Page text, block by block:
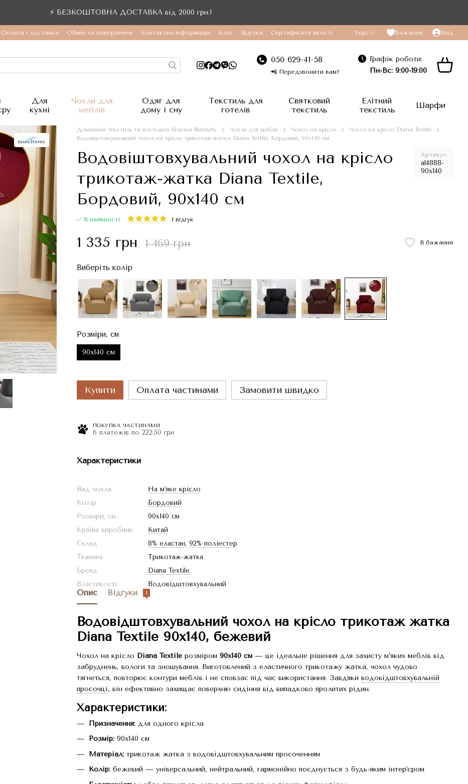
⚡ БЕЗКОШТОВНА ДОСТАВКА від 2000 грн.!
Оплата і доставка Обмін та повернення Контактна інформація Блог Відгуки Сертифікати якості Укр Рус Бажання Вхід
050 629-41-58
📲 Передзвонити вам?
Графік роботи:
Пн-Вс: 9:00-19:00
Для
кухні
Чохли для
меблів
Одяг для
дому і сну
Текстиль для
готелів
Святковий
текстиль
Елітний
текстиль
Шарфи
Домашній текстиль та постільна білизна Blankets Чохли для меблів Чохол на крісло
Чохол на крісло Diana Textile
Водовіштовхувальний чохол на крісло трикотаж-жатка Diana Textile, Бордовий, 90x140 см
Водовіштовхувальний чохол на крісло
трикотаж-жатка Diana Textile,
Бордовий, 90x140 см
Артикул
al4888-
90х140
✅ В наявності 1 відгук
1 335 грн 1 469 грн В бажання
Виберіть колір
Розміри, см
90x140 см
Купити Оплата частинами Замовити швидко
ПОКУПКА ЧАСТИНАМИ
6 платежів по 222.50 грн
Характеристики
Вид чохла
На м'яке крісло
Колір
Бордовий
Розміри, см
90x140 см
Країна виробник
Китай
Склад
8% еластан, 92% поліестер
Тканина
Трикотаж-жатка
Бренд
Diana Textile
Властивості
Водовідштовхувальний
Опис Відгуки 1
Водовідштовхувальний чохол на крісло трикотаж жатка
Diana Textile 90x140, бежевий
Чохол на крісло Diana Textile розміром 90x140 см— це ідеальне рішення для захисту м’яких меблів від
забруднень, вологи та зношування. Виготовлений з еластичного трикотажу жатка, чохол чудово
тягнеться, повторює контури меблів і не сповзає під час використання. Завдяки водовідштовхувальній
просочці, він ефективно захищає поверхню сидіння від випадково пролитих рідин.
Характеристики:
Призначення:для одного крісла
Розмір:90x140 см
Матеріал:трикотаж жатка з водовідштовхувальним просоченням
Колір:бежевий — універсальний, нейтральний, гармонійно поєднується з будь-яким інтер'єром